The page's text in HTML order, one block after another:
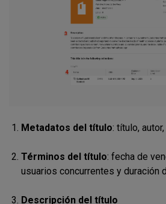
Metadatos del título: título,
Términos del título: fecha de
usuarios concurrentes y duración
Descripción del título